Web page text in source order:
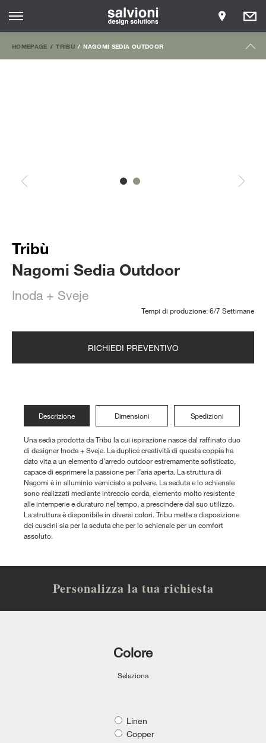
HOMEPAGE TRIBÙ NAGOMI SEDIA OUTDOOR
Tribù
Nagomi Sedia Outdoor
Inoda + Sveje
Tempi di produzione: 6/7 Settimane
RICHIEDI PREVENTIVO
Descrizione Dimensioni Spedizioni
Una sedia prodotta da Tribu la cui ispirazione nasce dal raffinato duo
di designer Inoda + Sveje. La duplice creatività di questa coppia ha
dato vita a un elemento d’arredo outdoor estremamente sofisticato,
capace di esprimere la passione per l’aria aperta. La struttura di
Nagomi è in alluminio verniciato a polvere. La seduta e lo schienale
sono realizzati mediante intreccio corda, elemento molto resistente
alle intemperie e duraturo nel tempo, a prescindere dal suo utilizzo.
La struttura è disponibile in diversi colori. Tribu mette a disposizione
dei cuscini sia per la seduta che per lo schienale per un comfort
assoluto.
Personalizza la tua richiesta
Colore
Seleziona
Linen
Copper